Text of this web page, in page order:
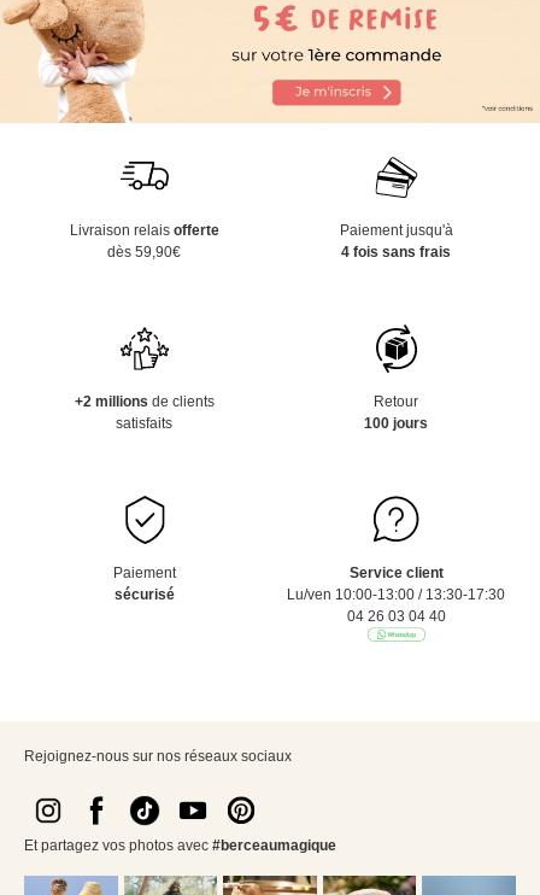
Livraison relais offerte
dès 59,90€
Paiement jusqu'à
4 fois sans frais
+2 millions de clients
satisfaits
Retour
100 jours
Paiement
sécurisé
Service client
Lu/ven 10:00-13:00 / 13:30-17:30
04 26 03 04 40
Rejoignez-nous sur nos réseaux sociaux
Et partagez vos photos avec #berceaumagique